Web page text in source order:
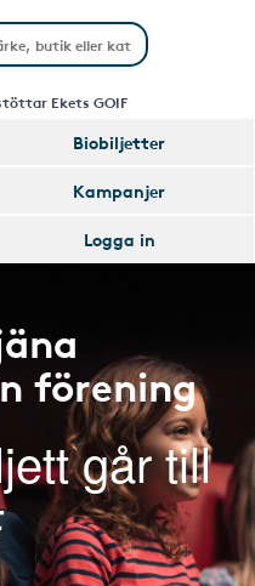
Ekets GOIF
Biobiljetter
Kampanjer
Logga in
förening
går till